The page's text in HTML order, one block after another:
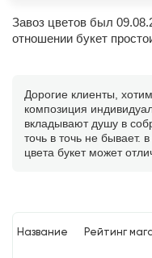
Завоз цветов был
отношении букет
Дорогие клиенты,
композиция
вкладывают душу в
точь в точь не бывает.
цвета букет может
Название Рейтинг